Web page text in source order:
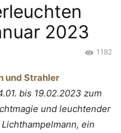
2023
1182
und Strahler
bis 19.02.2023 zum
und leuchtender
ein